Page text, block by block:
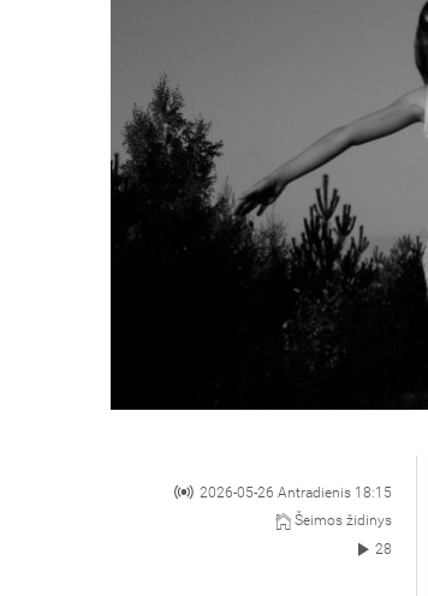
2026-05-26 Antradienis 18:15
Šeimos židinys
28